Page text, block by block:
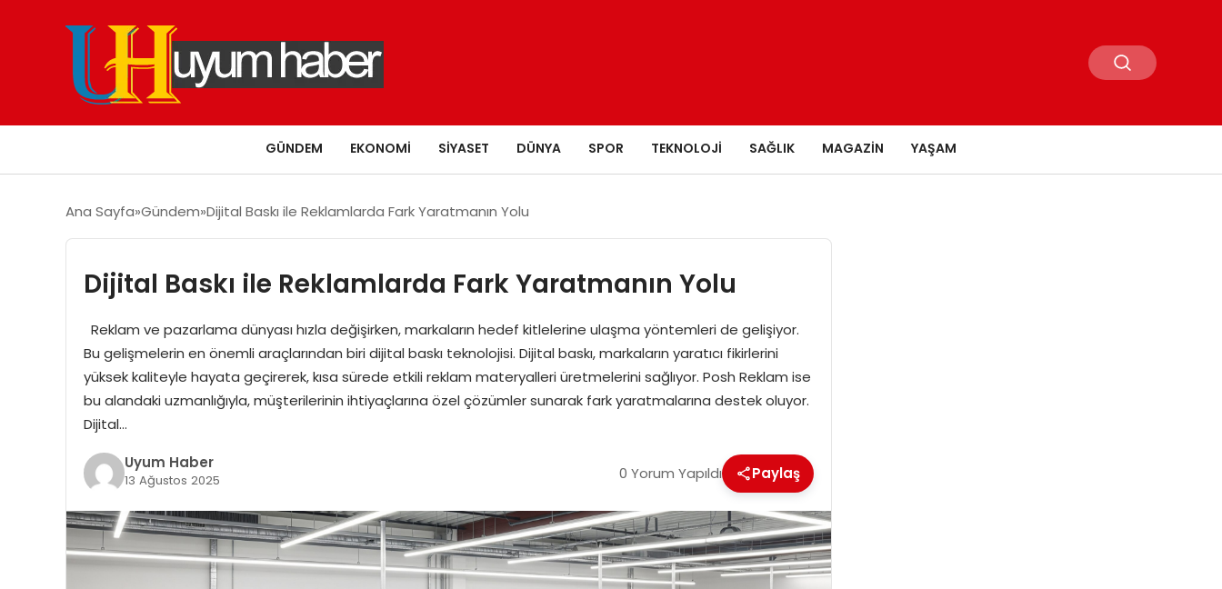
GÜNDEM EKONOMI SIYASET DÜNYA SPOR TEKNOLOJI SAĞLIK MAGAZIN YAŞAM
Ana Sayfa Gündem Dijital Baskı ile Reklamlarda Fark Yaratmanın Yolu
Dijital Baskı ile Reklamlarda Fark Yaratmanın Yolu
Reklam ve pazarlama dünyası hızla değişirken, markaların hedef kitlelerine ulaşma yöntemleri de gelişiyor.
Bu gelişmelerin en önemli araçlarından biri dijital baskı teknolojisi. Dijital baskı, markaların yaratıcı fikirlerini
yüksek kaliteyle hayata geçirerek, kısa sürede etkili reklam materyalleri üretmelerini sağlıyor. Posh Reklam ise
bu alandaki uzmanlığıyla, müşterilerinin ihtiyaçlarına özel çözümler sunarak fark yaratmalarına destek oluyor.
Dijital…
Uyum Haber
13 Ağustos 2025 0 Yorum Yapıldı Paylaş